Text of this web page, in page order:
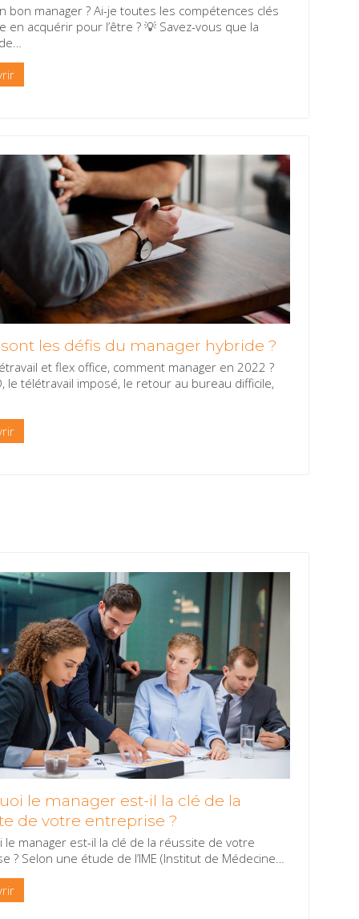
bon manager ? Ai-je toutes les compétences clés
en acquérir pour l’être ? 💡 Savez-vous que la
…
les défis du manager hybride ?
et flex office, comment manager en 2022 ?
le télétravail imposé, le retour au bureau difficile,
le manager est-il la clé de la
de votre entreprise ?
le manager est-il la clé de la réussite de votre
? Selon une étude de l’IME (Institut de Médecine…